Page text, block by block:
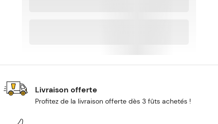
Livraison offerte
Profitez de la livraison offerte dès 3 fûts achetés !